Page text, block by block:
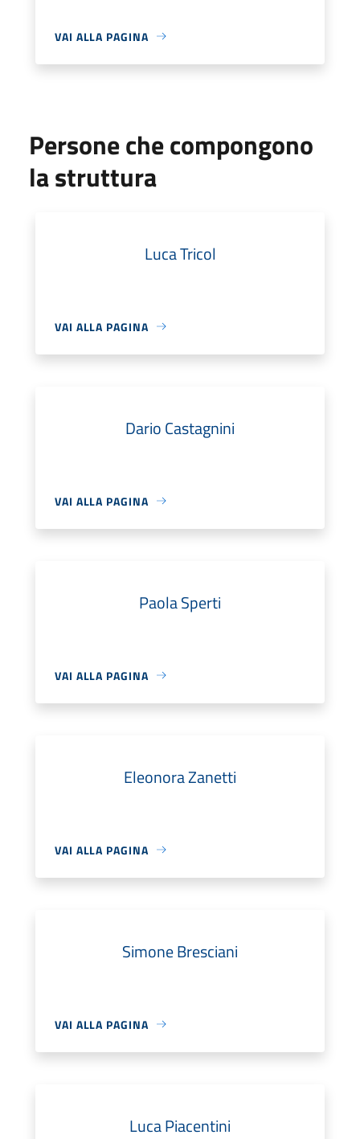
VAI ALLA PAGINA
Persone che compongono
la struttura
Luca Tricol
VAI ALLA PAGINA
Dario Castagnini
VAI ALLA PAGINA
Paola Sperti
VAI ALLA PAGINA
Eleonora Zanetti
VAI ALLA PAGINA
Simone Bresciani
VAI ALLA PAGINA
Luca Piacentini